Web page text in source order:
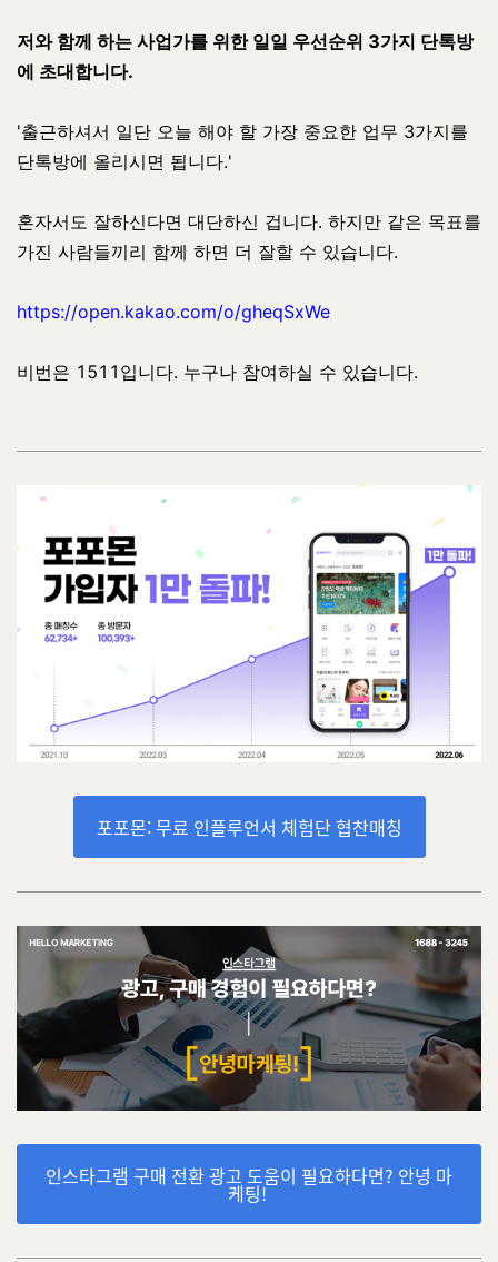
저와 함께 하는 사업가를 위한 일일 우선순위 3가지 단톡방
에 초대합니다.
'출근하셔서 일단 오늘 해야 할 가장 중요한 업무 3가지를
단톡방에 올리시면 됩니다.'
혼자서도 잘하신다면 대단하신 겁니다. 하지만 같은 목표를
가진 사람들끼리 함께 하면 더 잘할 수 있습니다.
https://open.kakao.com/o/gheqSxWe
비번은 1511입니다. 누구나 참여하실 수 있습니다.
포포몬: 무료 인플루언서 체험단 협찬매칭
인스타그램 구매 전환 광고 도움이 필요하다면? 안녕 마
케팅!